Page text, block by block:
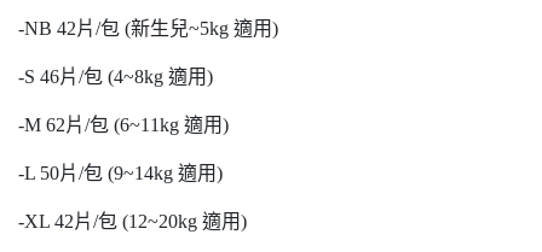
-NB 42片/包 (新生兒~5kg 適用)
-S 46片/包 (4~8kg 適用)
-M 62片/包 (6~11kg 適用)
-L 50片/包 (9~14kg 適用)
-XL 42片/包 (12~20kg 適用)